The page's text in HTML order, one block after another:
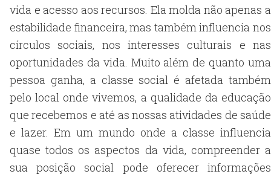
vida e acesso aos recursos. Ela molda não apenas a
estabilidade financeira, mas também influencia nos
círculos sociais, nos interesses culturais e nas
oportunidades da vida. Muito além de quanto uma
pessoa ganha, a classe social é afetada também
pelo local onde vivemos, a qualidade da educação
que recebemos e até as nossas atividades de saúde
e lazer. Em um mundo onde a classe influencia
quase todos os aspectos da vida, compreender a
sua posição social pode oferecer informações